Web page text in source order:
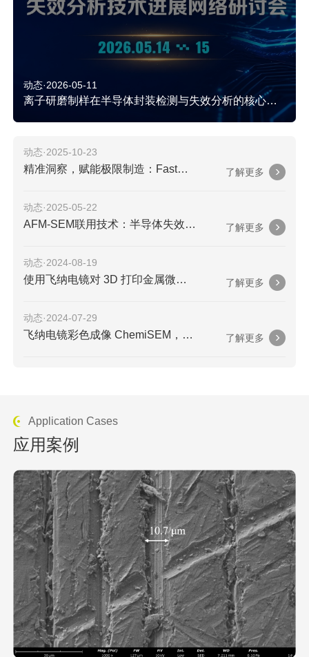
动态·2026-05-11
离子研磨制样在半导体封装检测与失效分析的核心应用（文末预约参会）
动态·2025-10-23
精准洞察，赋能极限制造：Fastmicro SAS 为半导体供应链清洁度保驾护航 了解更多
动态·2025-05-22
AFM-SEM联用技术：半导体失效分析新突破（文末附网络研讨会预告） 了解更多
动态·2024-08-19
使用飞纳电镜对 3D 打印金属微弹簧进行原位电性能测试！ 了解更多
动态·2024-07-29
飞纳电镜彩色成像 ChemiSEM，给你的扫描电镜来点“颜色”看看 了解更多
Application Cases
应用案例